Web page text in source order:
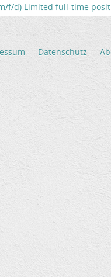
d) Limited full-time
Datenschutz